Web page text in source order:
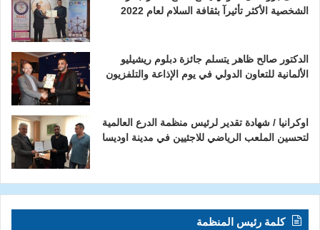
الشخصية الأكثر تأثيرآ بثقافة السلام لعام 2022
الدكتور صالح ظاهر يتسلم جائزة دبلوم ريشيليو
الألمانية للتعاون الدولي في يوم الإذاعة والتلفزيون
اوكرانيا / شهادة تقدير لرئيس منظمة الدرع العالمية
لتحسين الملعب الرياضي للاجئيين في مدينة اوديسا
كلمة رئيس المنظمة